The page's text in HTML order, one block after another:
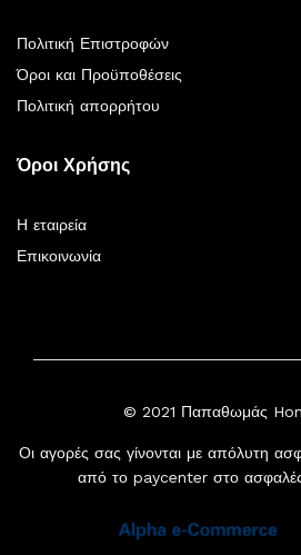
Πολιτική Επιστροφών
Όροι και Προϋποθέσεις
Πολιτική απορρήτου
Όροι Χρήσης
Η εταιρεία
Επικοινωνία
© 2021 Παπαθωμάς
Οι αγορές σας γίνονται με απόλυτη
από το paycenter στο